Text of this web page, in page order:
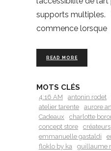
supports multiples.
commence lorsque
READ MORE
MOTS CLÉS
4:16 AM antonin rodet
atelier tarente
aurore
Cadeaux
charlotte
concept store
créateurs
emmanuelle gastaldi
floklo by ka
guillaume